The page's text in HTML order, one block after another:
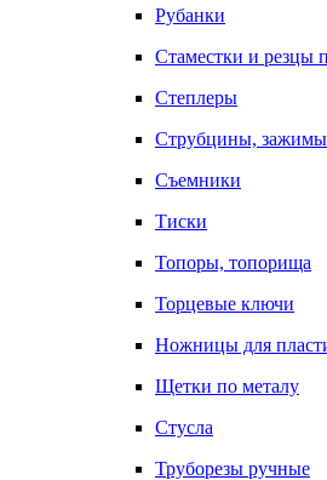
Рубанки
Стаместки и резцы
Степлеры
Струбцины, зажимы
Съемники
Тиски
Топоры, топорища
Торцевые ключи
Ножницы для
Щетки по металу
Стусла
Труборезы ручные